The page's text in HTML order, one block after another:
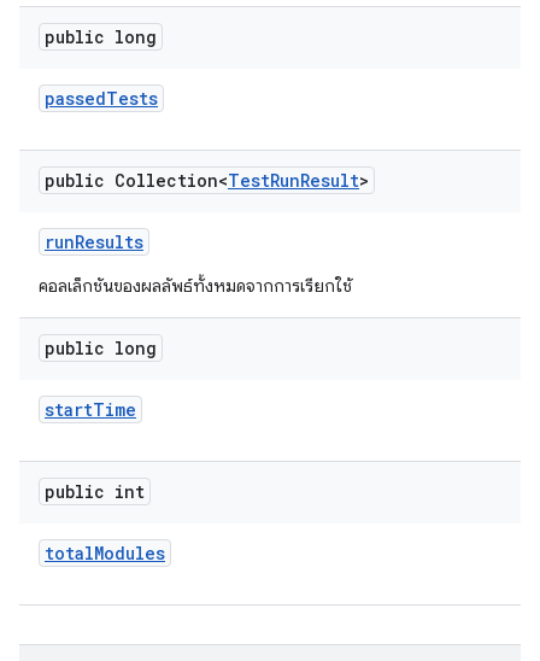
public long
passedTests
public Collection<TestRunResult>
runResults
คอลเล็กชันของผลลัพธ์ทั้งหมดจากการเรียกใช้
public long
startTime
public int
totalModules